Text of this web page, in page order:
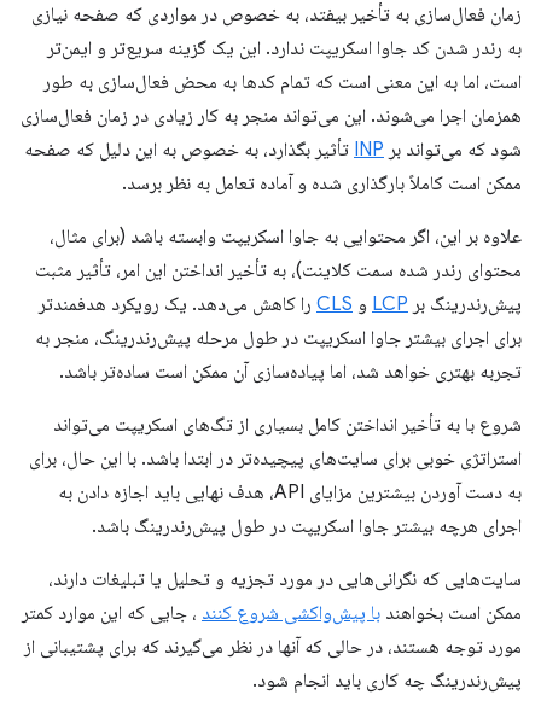
زمان فعال‌سازی به تأخیر بیفتد، به خصوص در مواردی که صفحه نیازی
به رندر شدن کد جاوا اسکریپت ندارد. این یک گزینه سریع‌تر و ایمن‌تر
است، اما به این معنی است که تمام کدها به محض فعال‌سازی به طور
همزمان اجرا می‌شوند. این می‌تواند منجر به کار زیادی در زمان فعال‌سازی
شود که می‌تواند بر INP تأثیر بگذارد، به خصوص به این دلیل که صفحه
ممکن است کاملاً بارگذاری شده و آماده تعامل به نظر برسد.
علاوه بر این، اگر محتوایی به جاوا اسکریپت وابسته باشد (برای مثال،
محتوای رندر شده سمت کلاینت)، به تأخیر انداختن این امر، تأثیر مثبت
پیش‌رندرینگ بر LCP و CLS را کاهش می‌دهد. یک رویکرد هدفمندتر
برای اجرای بیشتر جاوا اسکریپت در طول مرحله پیش‌رندرینگ، منجر به
تجربه بهتری خواهد شد، اما پیاده‌سازی آن ممکن است ساده‌تر باشد.
شروع با به تأخیر انداختن کامل بسیاری از تگ‌های اسکریپت می‌تواند
استراتژی خوبی برای سایت‌های پیچیده‌تر در ابتدا باشد. با این حال، برای
به دست آوردن بیشترین مزایای API، هدف نهایی باید اجازه دادن به
اجرای هرچه بیشتر جاوا اسکریپت در طول پیش‌رندرینگ باشد.
سایت‌هایی که نگرانی‌هایی در مورد تجزیه و تحلیل یا تبلیغات دارند،
ممکن است بخواهند با پیش‌واکشی شروع کنند ، جایی که این موارد کمتر
مورد توجه هستند، در حالی که آنها در نظر می‌گیرند که برای پشتیبانی از
پیش‌رندرینگ چه کاری باید انجام شود.